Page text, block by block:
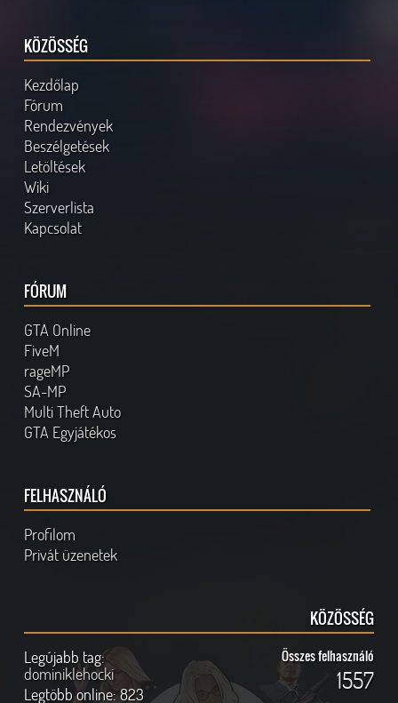
KÖZÖSSÉG
Kezdőlap
Fórum
Rendezvények
Beszélgetések
Letöltések
Wiki
Szerverlista
Kapcsolat
FÓRUM
GTA Online
FiveM
rageMP
SA-MP
Multi Theft Auto
GTA Egyjátékos
FELHASZNÁLÓ
Profilom
Privát üzenetek
KÖZÖSSÉG
Legújabb tag:
dominiklehocki
Legtöbb online:823
Összes felhasználó
1557